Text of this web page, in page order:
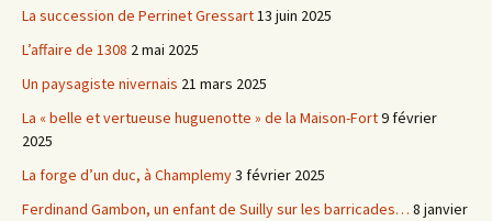
La succession de Perrinet Gressart13 juin 2025
L’affaire de 1308 2 mai 2025
Un paysagiste nivernais 21 mars 2025
La « belle et vertueuse huguenotte » de la Maison-Fort9 février
2025
La forge d’un duc, à Champlemy3 février 2025
Ferdinand Gambon, un enfant de Suilly sur les barricades… 8 janvier